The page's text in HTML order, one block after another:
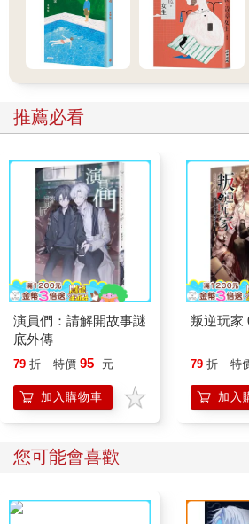
推薦必看
演員們：請解開故事謎
底外傳
79 折 特價 95 元
加入購物車
叛逆玩家
79 折 特
加入
您可能會喜歡